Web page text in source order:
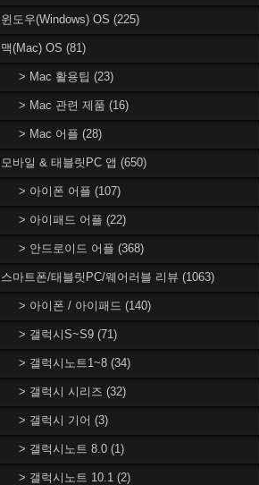
윈도우(Windows) OS (225)
맥(Mac) OS (81)
> Mac 활용팁 (23)
> Mac 관련 제품 (16)
> Mac 어플 (28)
모바일 & 태블릿PC 앱 (650)
> 아이폰 어플 (107)
> 아이패드 어플 (22)
> 안드로이드 어플 (368)
스마트폰/태블릿PC/웨어러블 리뷰 (1063)
> 아이폰 / 아이패드 (140)
> 갤럭시S~S9 (71)
> 갤럭시노트1~8 (34)
> 갤럭시 시리즈 (32)
> 갤럭시 기어 (3)
> 갤럭시노트 8.0 (1)
> 갤럭시노트 10.1 (2)